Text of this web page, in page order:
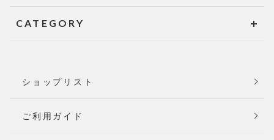
CATEGORY
ショップリスト
ご利用ガイド